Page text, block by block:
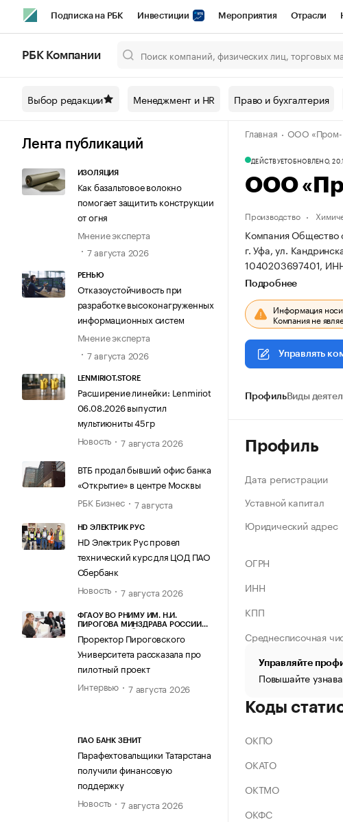
Подписка на РБК Инвестиции Мероприятия Отрасли
Спецпроекты СПб Конференции СПб Спецпроекты
Технологии и медиа Рынок наличной валюты
РБК Компании
Выбор редакции Менеджмент и HR Право и бухгалтерия
Лента публикаций
ИЗОЛЯЦИЯ
Как базальтовое волокно
помогает защитить конструкции
от огня
Мнение эксперта
7 августа 2026
РЕНЬЮ
Отказоустойчивость при
разработке высоконагруженных
информационных систем
Мнение эксперта
7 августа 2026
LENMIRIOT.STORE
Расширение линейки: Lenmiriot
06.08.2026 выпустил
мультиюниты 45гр
Новость
7 августа 2026
ВТБ продал бывший офис банка
«Открытие» в центре Москвы
РБК Бизнес
7 августа
HD ЭЛЕКТРИК РУС
HD Электрик Рус провел
технический курс для ЦОД ПАО
Сбербанк
Новость
7 августа 2026
ФГАОУ ВО РНИМУ ИМ. Н.И.
ПИРОГОВА МИНЗДРАВА РОССИИ
Проректор Пироговского
Университета рассказала про
пилотный проект
Интервью
7 августа 2026
ПАО БАНК ЗЕНИТ
Парафехтовальщики Татарстана
получили финансовую
поддержку
Новость
7 августа 2026
Главная ООО «Пром-
ДЕЙСТВУЕТОБНОВЛЕНО,
ООО
Производство
Компания Общество
г. Уфа, ул.
1040203697401,
Подробнее
Информация
Компания не
Управлять
ПрофильВиды
Профиль
Дата регистрации
Уставной капитал
Юридический адрес
ОГРН
ИНН
КПП
Среднесписочная
Управляйте
Повышайте
Коды
ОКПО
ОКАТО
ОКТМО
ОКФС